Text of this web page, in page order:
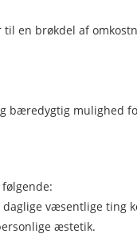
en brøkdel af
bæredygtig mulighed
væsentlige ting
æstetik.